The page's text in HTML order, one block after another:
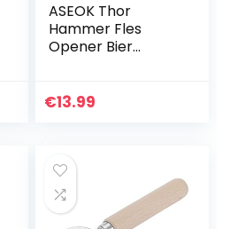
ASEOK Thor
Hammer Fles
Opener Bier
Wijn Mjolnir
€13.99